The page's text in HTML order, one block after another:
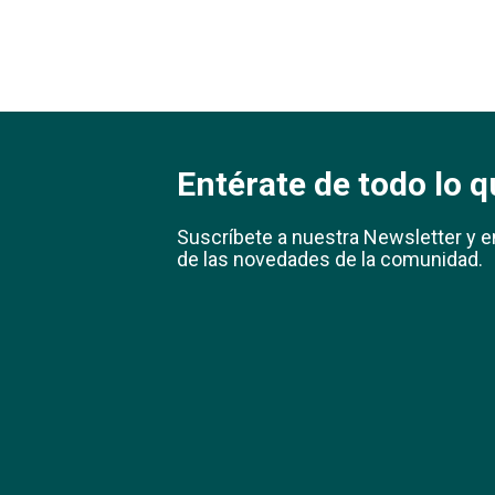
Entérate de todo lo
Suscríbete a nuestra Newsletter y
de las novedades de la comunidad.